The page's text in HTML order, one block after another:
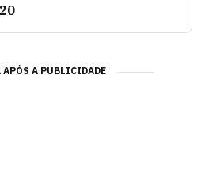
A PUBLICIDADE